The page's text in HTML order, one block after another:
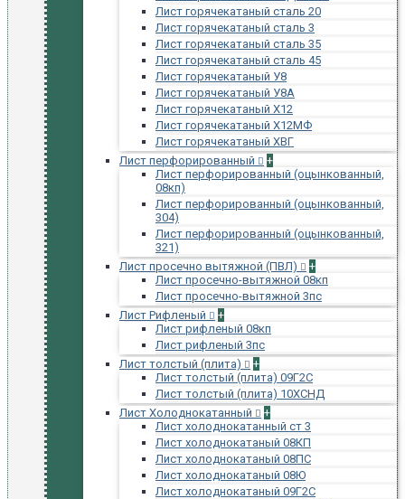
Лист горячекатаный сталь 20
Лист горячекатаный сталь 3
Лист горячекатаный сталь 35
Лист горячекатаный сталь 45
Лист горячекатаный У8
Лист горячекатаный У8А
Лист горячекатаный Х12
Лист горячекатаный Х12МФ
Лист горячекатаный ХВГ
Лист перфорированный
+
Лист перфорированный (оцынкованный,
08кп)
Лист перфорированный (оцынкованный,
304)
Лист перфорированный (оцынкованный,
321)
Лист просечно вытяжной (ПВЛ)
+
Лист просечно-вытяжной 08кп
Лист просечно-вытяжной 3пс
Лист Рифленый
+
Лист рифленый 08кп
Лист рифленый 3пс
Лист толстый (плита)
+
Лист толстый (плита) 09Г2С
Лист толстый (плита) 10ХСНД
Лист Холоднокатанный
+
Лист холоднокатанный ст 3
Лист холоднокатаный 08КП
Лист холоднокатаный 08ПС
Лист холоднокатаный 08Ю
Лист холоднокатаный 09Г2С